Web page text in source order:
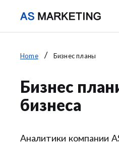
Home Бизнес планы
Бизнес
бизнеса
Аналитики компании